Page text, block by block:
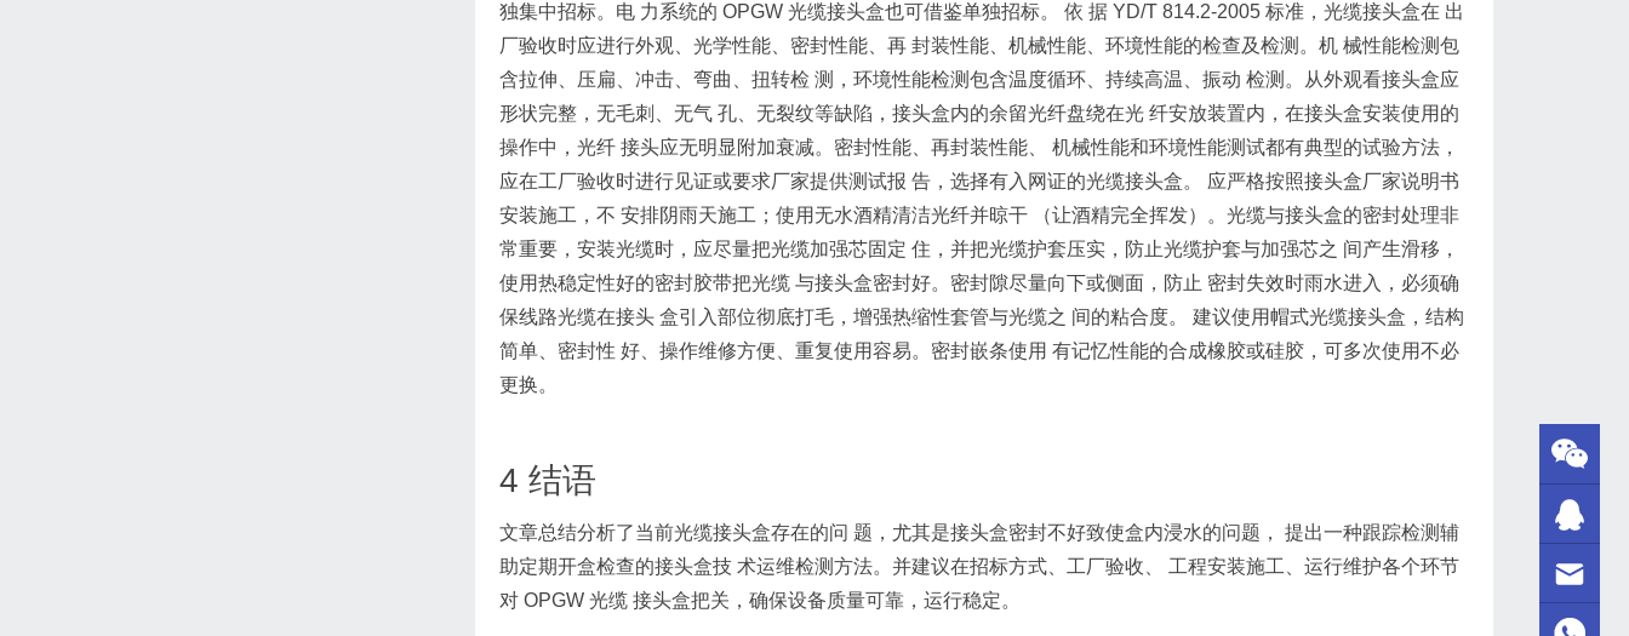
独集中招标。电 力系统的 OPGW 光缆接头盒也可借鉴单独招标。 依 据 YD/T 814.2-2005 标准，光缆接头盒在 出
厂验收时应进行外观、光学性能、密封性能、再 封装性能、机械性能、环境性能的检查及检测。机 械性能检测包
含拉伸、压扁、冲击、弯曲、扭转检 测，环境性能检测包含温度循环、持续高温、振动 检测。从外观看接头盒应
形状完整，无毛刺、无气 孔、无裂纹等缺陷，接头盒内的余留光纤盘绕在光 纤安放装置内，在接头盒安装使用的
操作中，光纤 接头应无明显附加衰减。密封性能、再封装性能、 机械性能和环境性能测试都有典型的试验方法，
应在工厂验收时进行见证或要求厂家提供测试报 告，选择有入网证的光缆接头盒。 应严格按照接头盒厂家说明书
安装施工，不 安排阴雨天施工；使用无水酒精清洁光纤并晾干 （让酒精完全挥发）。光缆与接头盒的密封处理非
常重要，安装光缆时，应尽量把光缆加强芯固定 住，并把光缆护套压实，防止光缆护套与加强芯之 间产生滑移，
使用热稳定性好的密封胶带把光缆 与接头盒密封好。密封隙尽量向下或侧面，防止 密封失效时雨水进入，必须确
保线路光缆在接头 盒引入部位彻底打毛，增强热缩性套管与光缆之 间的粘合度。 建议使用帽式光缆接头盒，结构
简单、密封性 好、操作维修方便、重复使用容易。密封嵌条使用 有记忆性能的合成橡胶或硅胶，可多次使用不必
更换。
4 结语
文章总结分析了当前光缆接头盒存在的问 题，尤其是接头盒密封不好致使盒内浸水的问题， 提出一种跟踪检测辅
助定期开盒检查的接头盒技 术运维检测方法。并建议在招标方式、工厂验收、 工程安装施工、运行维护各个环节
对 OPGW 光缆 接头盒把关，确保设备质量可靠，运行稳定。